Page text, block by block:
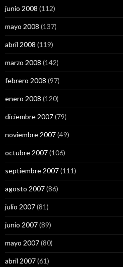
junio 2008 (112)
mayo 2008 (137)
abril 2008 (119)
marzo 2008 (142)
febrero 2008 (97)
enero 2008 (120)
diciembre 2007(79)
noviembre 2007(49)
octubre 2007(106)
septiembre 2007(111)
agosto 2007(86)
julio 2007(81)
junio 2007(89)
mayo 2007(80)
abril 2007(61)